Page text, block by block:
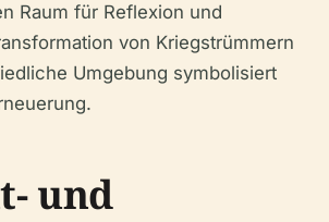
Raum für Reflexion und
von Kriegstrümmern
Umgebung symbolisiert
und